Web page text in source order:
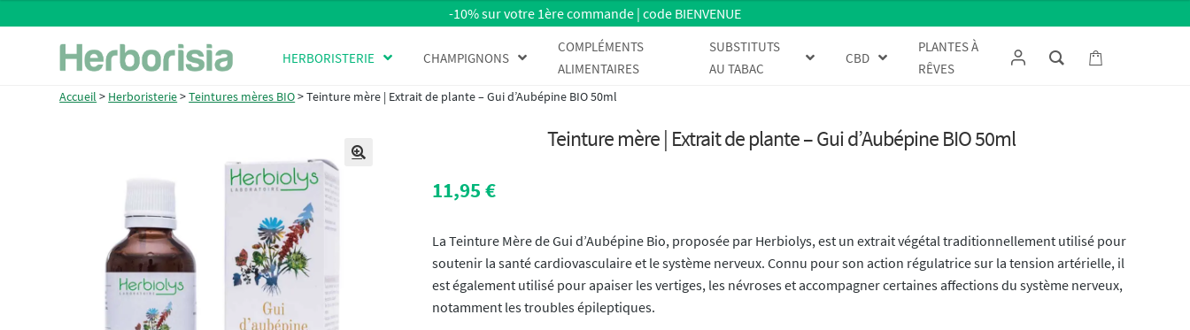
Aller
à
la
Aller
au
contenu
-10% sur votre 1ère commande | code BIENVENUE
HERBORISTERIE CHAMPIGNONS
COMPLÉMENTS
ALIMENTAIRES
SUBSTITUTS
AU TABAC
CBD
PLANTES À
RÊVES
Accueil > Herboristerie>Teintures mères BIO>Teinture mère | Extrait de plante – Gui d’Aubépine BIO 50ml
Teinture mère | Extrait de plante – Gui d’Aubépine BIO 50ml
11,95 €
La Teinture Mère de Gui d’Aubépine Bio, proposée par Herbiolys, est un extrait végétal traditionnellement utilisé pour
soutenir la santé cardiovasculaire et le système nerveux. Connu pour son action régulatrice sur la tension artérielle, il
est également utilisé pour apaiser les vertiges, les névroses et accompagner certaines affections du système nerveux,
notamment les troubles épileptiques.